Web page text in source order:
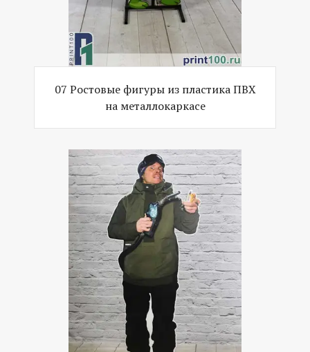
07 Ростовые фигуры из пластика ПВХ
на металлокаркасе